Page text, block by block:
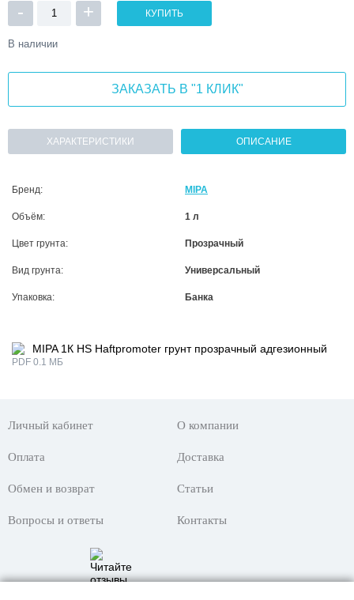
- + КУПИТЬ
В наличии
ЗАКАЗАТЬ В "1 КЛИК"
ХАРАКТЕРИСТИКИ ОПИСАНИЕ
Бренд: MIPA
Объём: 1 л
Цвет грунта: Прозрачный
Вид грунта: Универсальный
Упаковка: Банка
MIPA 1К HS Haftpromoter грунт прозрачный адгезионный
PDF 0.1 МБ
Личный кабинет О компании
Оплата Доставка
Обмен и возврат Статьи
Вопросы и ответы Контакты